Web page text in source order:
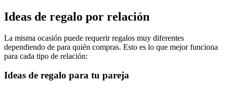
Ideas de regalo por relación
La misma ocasión puede requerir regalos muy diferentes
dependiendo de para quién compras. Esto es lo que mejor funciona
para cada tipo de relación:
Ideas de regalo para tu pareja